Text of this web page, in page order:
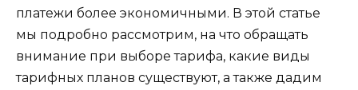
платежи более экономичными. В этой статье
мы подробно рассмотрим, на что обращать
внимание при выборе тарифа, какие виды
тарифных планов существуют, а также дадим